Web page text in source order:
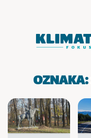
OZNAKA: